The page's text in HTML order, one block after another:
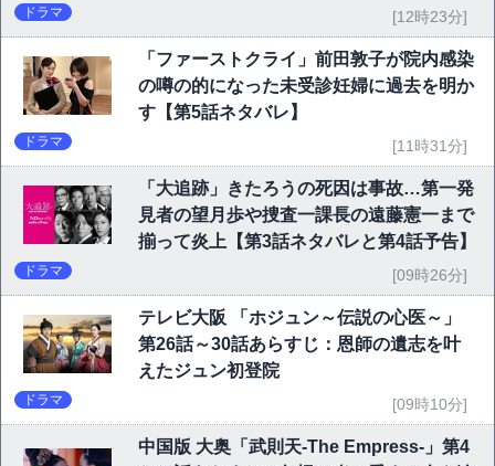
ドラマ [12時23分]
「ファーストクライ」前田敦子が院内感染
の噂の的になった未受診妊婦に過去を明か
す【第5話ネタバレ】
ドラマ [11時31分]
「大追跡」きたろうの死因は事故…第一発
見者の望月歩や捜査一課長の遠藤憲一まで
揃って炎上【第3話ネタバレと第4話予告】
ドラマ [09時26分]
テレビ大阪 「ホジュン～伝説の心医～」
第26話～30話あらすじ：恩師の遺志を叶
えたジュン初登院
ドラマ [09時10分]
中国版 大奥「武則天-The Empress-」第4